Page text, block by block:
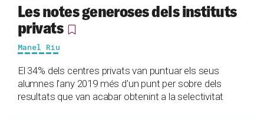
Les notes generoses dels instituts
privats
Manel Riu
El 34% dels centres privats van puntuar els seus
alumnes l'any 2019 més d'un punt per sobre dels
resultats que van acabar obtenint a la selectivitat